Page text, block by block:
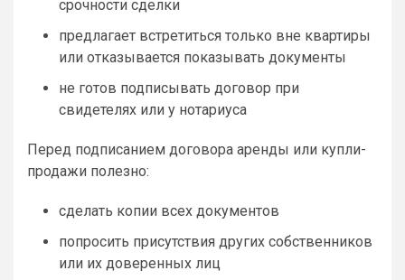
срочности сделки
предлагает встретиться только вне квартиры
или отказывается показывать документы
не готов подписывать договор при
свидетелях или у нотариуса
Перед подписанием договора аренды или купли-
продажи полезно:
сделать копии всех документов
попросить присутствия других собственников
или их доверенных лиц